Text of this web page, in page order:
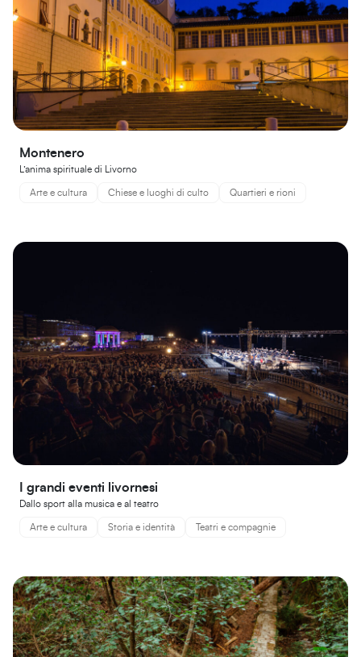
Montenero
L’anima spirituale di Livorno
Arte e cultura Chiese e luoghi di culto Quartieri e rioni
I grandi eventi livornesi
Dallo sport alla musica e al teatro
Arte e cultura Storia e identità Teatri e compagnie